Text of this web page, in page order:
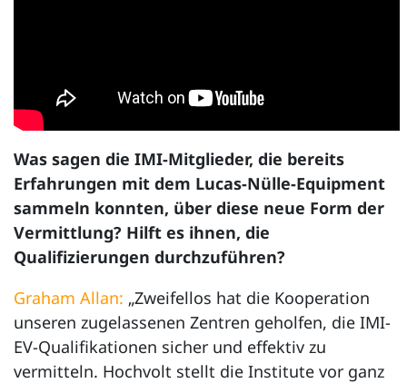
Was sagen die IMI-Mitglieder, die bereits
Erfahrungen mit dem Lucas-Nülle-Equipment
sammeln konnten, über diese neue Form der
Vermittlung? Hilft es ihnen, die
Qualifizierungen durchzuführen?
Graham Allan: „Zweifellos hat die Kooperation
unseren zugelassenen Zentren geholfen, die IMI-
EV-Qualifikationen sicher und effektiv zu
vermitteln. Hochvolt stellt die Institute vor ganz